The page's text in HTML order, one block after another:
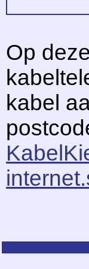
Op
kabel